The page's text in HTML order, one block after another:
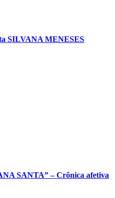
SILVANA MENESES
SANTA” – Crônica afetiva